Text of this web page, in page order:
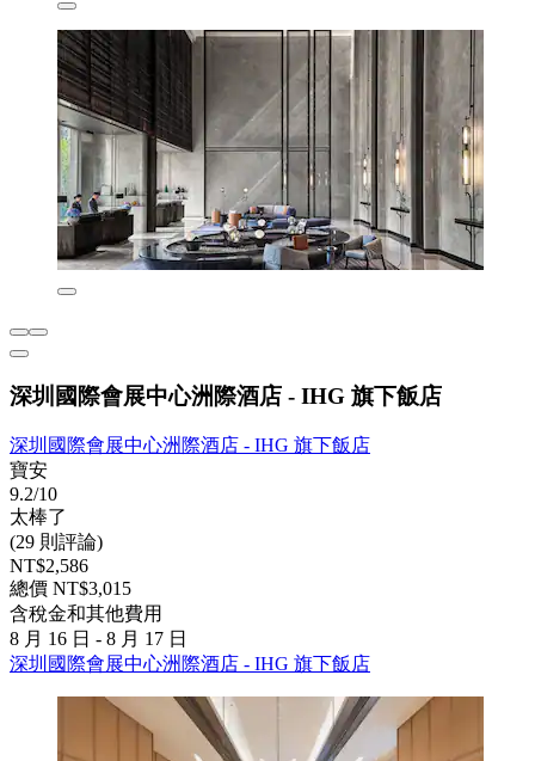
深圳國際會展中心洲際酒店 - IHG 旗下飯店
深圳國際會展中心洲際酒店 - IHG 旗下飯店
寶安
9.2/10
太棒了
(29 則評論)
NT$2,586
總價 NT$3,015
含稅金和其他費用
8 月 16 日 - 8 月 17 日
深圳國際會展中心洲際酒店 - IHG 旗下飯店